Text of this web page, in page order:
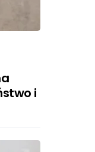
i